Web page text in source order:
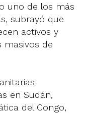
uno de los más
subrayó que
activos y
masivos de
en Sudán,
del Congo,